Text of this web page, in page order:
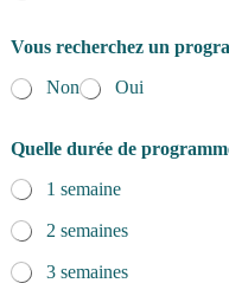
Vous recherchez un
Non
Oui
Quelle durée de
1 semaine
2 semaines
3 semaines